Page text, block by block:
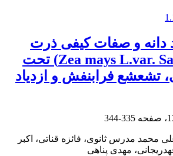
دانه و صفات کیفی ذرت
شیرین (Zea mays L.var. Sacarata) تحت
تشعشع فرابنفش و ازدیاد
335-344
محمد مدرس ثانوی، فائزه قناتی، اکبر
مهدی پناهی